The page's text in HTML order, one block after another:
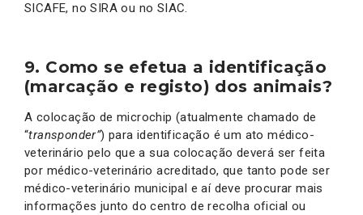
SICAFE, no SIRA ou no SIAC.
9. Como se efetua a identificação
(marcação e registo) dos animais?
A colocação de microchip (atualmente chamado de
“transponder”) para identificação é um ato médico-
veterinário pelo que a sua colocação deverá ser feita
por médico-veterinário acreditado, que tanto pode ser
médico-veterinário municipal e aí deve procurar mais
informações junto do centro de recolha oficial ou